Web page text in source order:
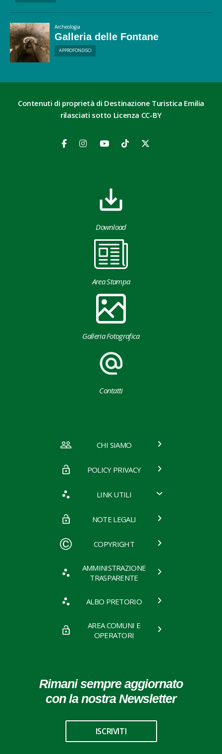
Archeologia
Galleria delle Fontane
APPROFONDISCI
Contenuti di proprietà di Destinazione Turistica Emilia
rilasciati sotto Licenza CC-BY
Download
Area Stampa
Galleria Fotografica
Contatti
CHI SIAMO
POLICY PRIVACY
LINK UTILI
NOTE LEGALI
COPYRIGHT
AMMINISTRAZIONE
TRASPARENTE
ALBO PRETORIO
AREA COMUNI E
OPERATORI
Rimani sempre aggiornato
con la nostra Newsletter
ISCRIVITI